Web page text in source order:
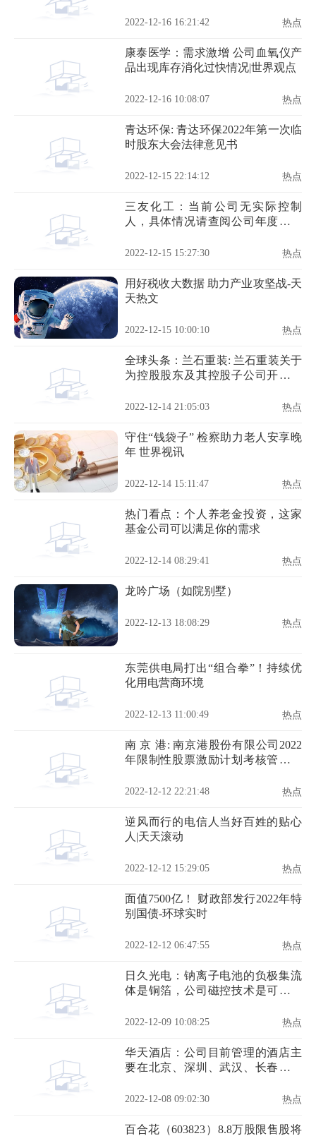
2022-12-16 16:21:42 热点
康泰医学：需求激增 公司血氧仪产
品出现库存消化过快情况|世界观点
2022-12-16 10:08:07 热点
青达环保: 青达环保2022年第一次临
时股东大会法律意见书
2022-12-15 22:14:12 热点
三友化工：当前公司无实际控制
人，具体情况请查阅公司年度报告
别说明 今日热门
2022-12-15 15:27:30 热点
用好税收大数据 助力产业攻坚战-天
天热文
2022-12-15 10:00:10 热点
全球头条：兰石重装: 兰石重装关于
为控股股东及其控股子公司开展融
公告
2022-12-14 21:05:03 热点
守住“钱袋子” 检察助力老人安享晚
年 世界视讯
2022-12-14 15:11:47 热点
热门看点：个人养老金投资，这家
基金公司可以满足你的需求
2022-12-14 08:29:41 热点
龙吟广场（如院别墅）
2022-12-13 18:08:29 热点
东莞供电局打出“组合拳”！持续优
化用电营商环境
2022-12-13 11:00:49 热点
南 京 港: 南京港股份有限公司2022
年限制性股票激励计划考核管理办
2022-12-12 22:21:48 热点
逆风而行的电信人当好百姓的贴心
人|天天滚动
2022-12-12 15:29:05 热点
面值7500亿！ 财政部发行2022年特
别国债-环球实时
2022-12-12 06:47:55 热点
日久光电：钠离子电池的负极集流
体是铜箔，公司磁控技术是可以匹
2022-12-09 10:08:25 热点
华天酒店：公司目前管理的酒店主
要在北京、深圳、武汉、长春及湖
2022-12-08 09:02:30 热点
百合花（603823）8.8万股限售股将